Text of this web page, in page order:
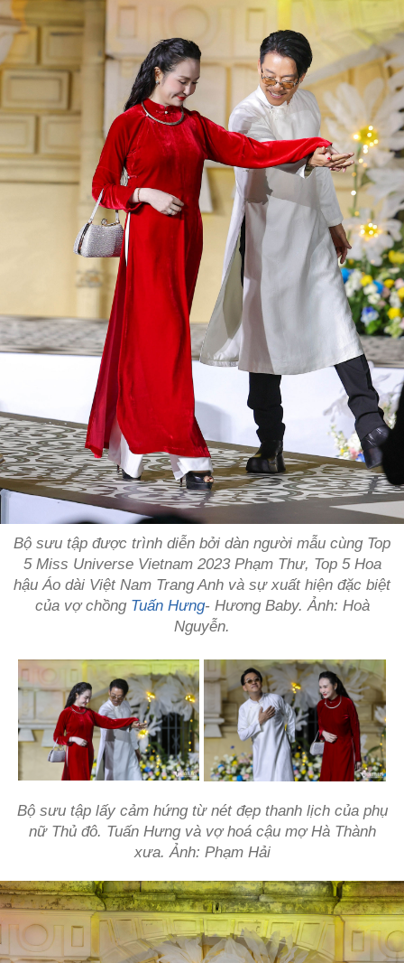
Bộ sưu tập được trình diễn bởi dàn người mẫu cùng Top
5 Miss Universe Vietnam 2023 Phạm Thư, Top 5 Hoa
hậu Áo dài Việt Nam Trang Anh và sự xuất hiện đặc biệt
của vợ chồng Tuấn Hưng- Hương Baby. Ảnh: Hoà
Nguyễn.
Bộ sưu tập lấy cảm hứng từ nét đẹp thanh lịch của phụ
nữ Thủ đô. Tuấn Hưng và vợ hoá cậu mợ Hà Thành
xưa. Ảnh: Phạm Hải